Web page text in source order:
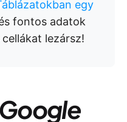
egy
fontos adatok
lezársz!